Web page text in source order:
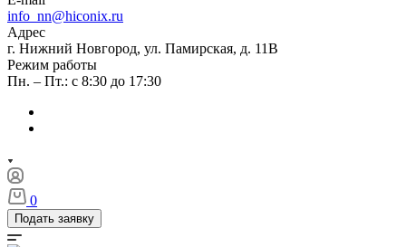
info_nn@hiconix.ru
Адрес
г. Нижний Новгород, ул. Памирская, д. 11В
Режим работы
Пн. – Пт.: с 8:30 до 17:30
0
Подать заявку